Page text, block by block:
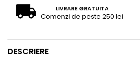
LIVRARE GRATUITA
Comenzi de peste 250 lei
DESCRIERE